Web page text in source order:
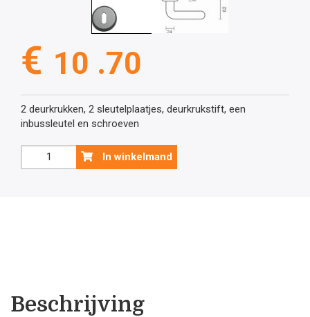
€ 10 .70
2 deurkrukken, 2 sleutelplaatjes, deurkrukstift, een
inbussleutel en schroeven
Donkergrijze
deurklink
In winkelmand
Beschrijving